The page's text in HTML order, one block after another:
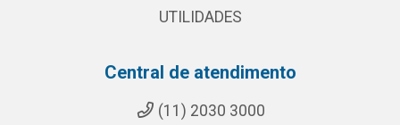
UTILIDADES
Central de atendimento
(11) 2030 3000